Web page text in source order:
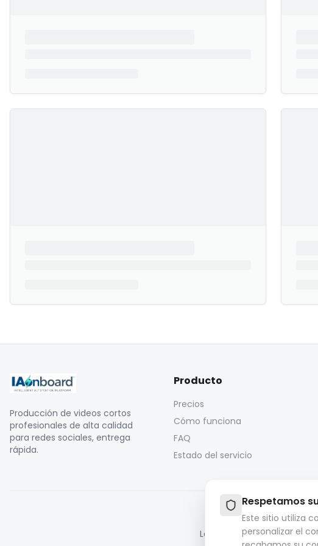
Respetamos
Este sitio utiliza
personalizar el
Producción de videos cortos
profesionales de alta calidad
para redes sociales, entrega
rápida.
Producto
Precios
Cómo funciona
FAQ
Estado del servicio
Los archivos multimedia